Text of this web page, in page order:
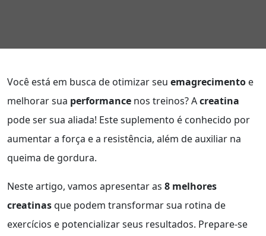
Você está em busca de otimizar seu emagrecimento e
melhorar sua performance nos treinos? Acreatina
pode ser sua aliada! Este suplemento é conhecido por
aumentar a força e a resistência, além de auxiliar na
queima de gordura.
Neste artigo, vamos apresentar as 8 melhores
creatinasque podem transformar sua rotina de
exercícios e potencializar seus resultados. Prepare-se